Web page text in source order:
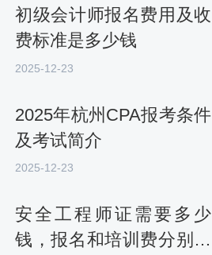
初级会计师报名费用及收
费标准是多少钱
2025-12-23
2025年杭州CPA报考条件
及考试简介
2025-12-23
安全工程师证需要多少
钱，报名和培训费分别多